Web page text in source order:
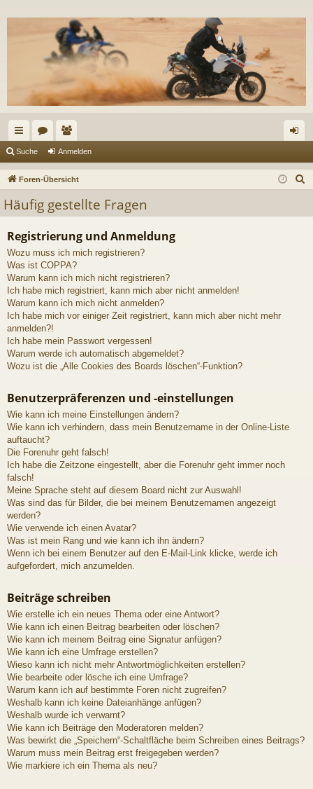
ch
ne
ug
riff
en
itg
lie
r
m
de
Suche Anmelden
Foren-Übersicht
Häufig gestellte Fragen
Registrierung und Anmeldung
Wozu muss ich mich registrieren?
Was ist COPPA?
Warum kann ich mich nicht registrieren?
Ich habe mich registriert, kann mich aber nicht anmelden!
Warum kann ich mich nicht anmelden?
Ich habe mich vor einiger Zeit registriert, kann mich aber nicht mehr
anmelden?!
Ich habe mein Passwort vergessen!
Warum werde ich automatisch abgemeldet?
Wozu ist die „Alle Cookies des Boards löschen“-Funktion?
Benutzerpräferenzen und -einstellungen
Wie kann ich meine Einstellungen ändern?
Wie kann ich verhindern, dass mein Benutzername in der Online-Liste
auftaucht?
Die Forenuhr geht falsch!
Ich habe die Zeitzone eingestellt, aber die Forenuhr geht immer noch
falsch!
Meine Sprache steht auf diesem Board nicht zur Auswahl!
Was sind das für Bilder, die bei meinem Benutzernamen angezeigt
werden?
Wie verwende ich einen Avatar?
Was ist mein Rang und wie kann ich ihn ändern?
Wenn ich bei einem Benutzer auf den E-Mail-Link klicke, werde ich
aufgefordert, mich anzumelden.
Beiträge schreiben
Wie erstelle ich ein neues Thema oder eine Antwort?
Wie kann ich einen Beitrag bearbeiten oder löschen?
Wie kann ich meinem Beitrag eine Signatur anfügen?
Wie kann ich eine Umfrage erstellen?
Wieso kann ich nicht mehr Antwortmöglichkeiten erstellen?
Wie bearbeite oder lösche ich eine Umfrage?
Warum kann ich auf bestimmte Foren nicht zugreifen?
Weshalb kann ich keine Dateianhänge anfügen?
Weshalb wurde ich verwarnt?
Wie kann ich Beiträge den Moderatoren melden?
Was bewirkt die „Speichern“-Schaltfläche beim Schreiben eines Beitrags?
Warum muss mein Beitrag erst freigegeben werden?
Wie markiere ich ein Thema als neu?